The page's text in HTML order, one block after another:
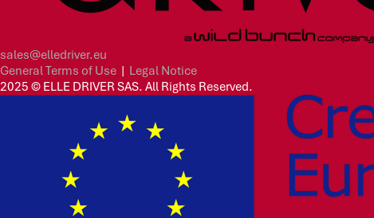
sales@elledriver.eu
General Terms of Use | Legal Notice
2025 © ELLE DRIVER SAS. All Rights Reserved.